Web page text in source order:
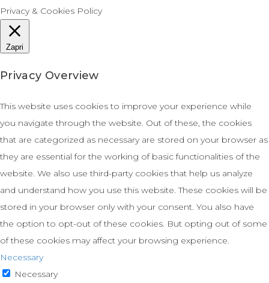
Privacy & Cookies Policy
Zapri
Privacy Overview
This website uses cookies to improve your experience while
you navigate through the website. Out of these, the cookies
that are categorized as necessary are stored on your browser as
they are essential for the working of basic functionalities of the
website. We also use third-party cookies that help us analyze
and understand how you use this website. These cookies will be
stored in your browser only with your consent. You also have
the option to opt-out of these cookies. But opting out of some
of these cookies may affect your browsing experience.
Necessary
Necessary